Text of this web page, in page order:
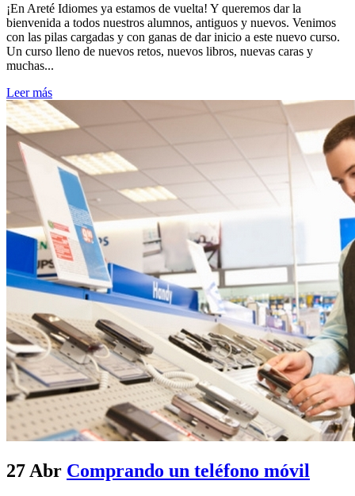
¡En Areté Idiomes ya estamos de vuelta! Y queremos dar la
bienvenida a todos nuestros alumnos, antiguos y nuevos. Venimos
con las pilas cargadas y con ganas de dar inicio a este nuevo curso.
Un curso lleno de nuevos retos, nuevos libros, nuevas caras y
muchas...
Leer más
27 Abr Comprando un teléfono móvil